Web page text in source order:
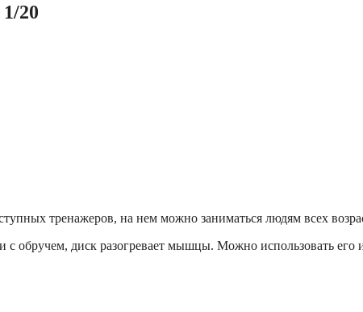
20
тренажеров, на нем можно заниматься людям всех
с обручем, диск разогревает мышцы. Можно использовать его